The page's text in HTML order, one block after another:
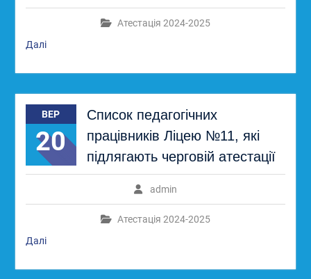
Атестація 2024-2025
Далі
ВЕР
20
Список педагогічних
працівників Ліцею №11, які
підлягають черговій атестації
admin
Атестація 2024-2025
Далі